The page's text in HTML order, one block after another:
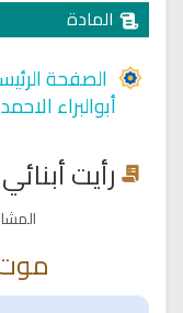
المادة
الصفحة
أبوالبراء
رأيت